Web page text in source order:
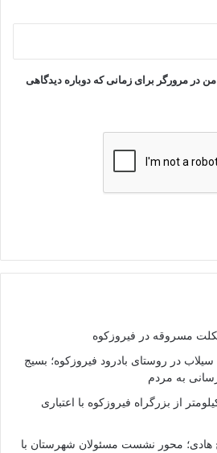
در مرورگر برای زمانی که دوباره دیدگاهی
مسروقه در فیروزکوه
تومانی سیلاب در روستای بادرود فیروزکوه؛ بسیج
به مردم
پروژه آسفالت ۴۰ کیلومتر از بزرگراه فیروزکوه با اعتباری
محور نشست مسئولان شهرستان با